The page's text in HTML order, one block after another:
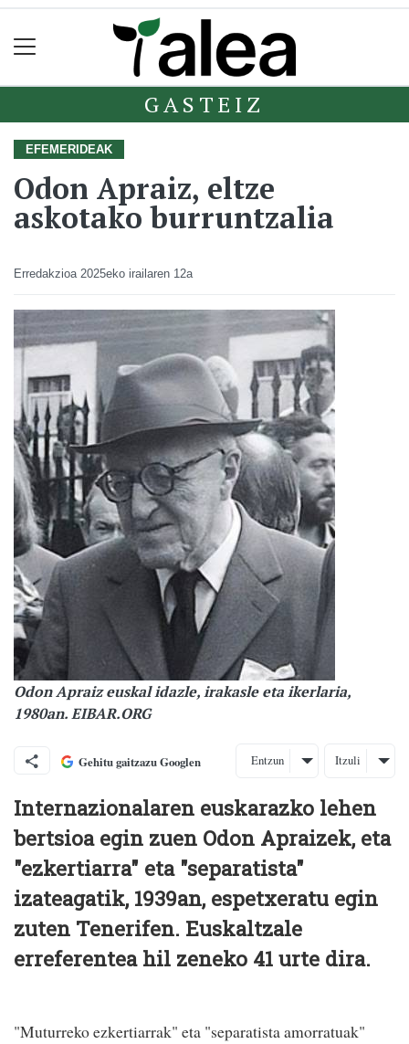
GASTEIZ
EFEMERIDEAK
Odon Apraiz, eltze
askotako burruntzalia
Erredakzioa 2025eko irailaren 12a
Odon Apraiz euskal idazle, irakasle eta ikerlaria,
1980an. EIBAR.ORG
Gehitu gaitzazu Googlen Entzun Itzuli
Internazionalaren euskarazko lehen
bertsioa egin zuen Odon Apraizek, eta
"ezkertiarra" eta "separatista"
izateagatik, 1939an, espetxeratu egin
zuten Tenerifen. Euskaltzale
erreferentea hil zeneko 41 urte dira.
"Muturreko ezkertiarrak" eta "separatista amorratuak"